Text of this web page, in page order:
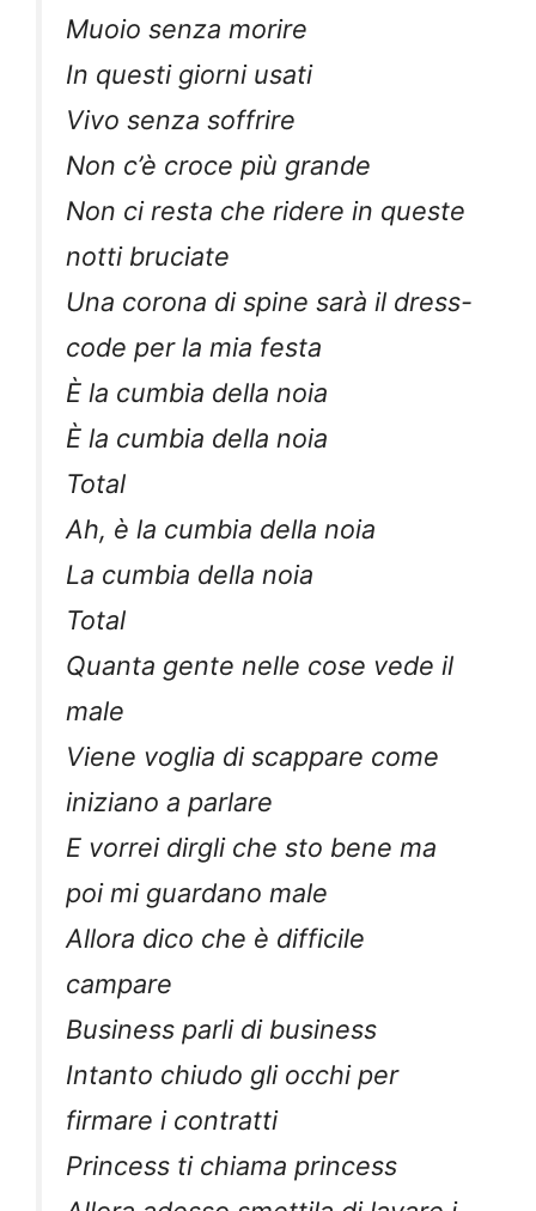
Muoio senza morire
In questi giorni usati
Vivo senza soffrire
Non c’è croce più grande
Non ci resta che ridere in queste
notti bruciate
Una corona di spine sarà il dress-
code per la mia festa
È la cumbia della noia
È la cumbia della noia
Total
Ah, è la cumbia della noia
La cumbia della noia
Total
Quanta gente nelle cose vede il
male
Viene voglia di scappare come
iniziano a parlare
E vorrei dirgli che sto bene ma
poi mi guardano male
Allora dico che è difficile
campare
Business parli di business
Intanto chiudo gli occhi per
firmare i contratti
Princess ti chiama princess